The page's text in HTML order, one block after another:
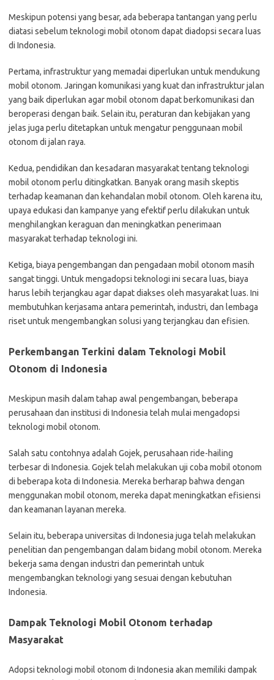
Meskipun potensi yang besar, ada beberapa tantangan yang perlu
diatasi sebelum teknologi mobil otonom dapat diadopsi secara luas
di Indonesia.
Pertama, infrastruktur yang memadai diperlukan untuk mendukung
mobil otonom. Jaringan komunikasi yang kuat dan infrastruktur jalan
yang baik diperlukan agar mobil otonom dapat berkomunikasi dan
beroperasi dengan baik. Selain itu, peraturan dan kebijakan yang
jelas juga perlu ditetapkan untuk mengatur penggunaan mobil
otonom di jalan raya.
Kedua, pendidikan dan kesadaran masyarakat tentang teknologi
mobil otonom perlu ditingkatkan. Banyak orang masih skeptis
terhadap keamanan dan kehandalan mobil otonom. Oleh karena itu,
upaya edukasi dan kampanye yang efektif perlu dilakukan untuk
menghilangkan keraguan dan meningkatkan penerimaan
masyarakat terhadap teknologi ini.
Ketiga, biaya pengembangan dan pengadaan mobil otonom masih
sangat tinggi. Untuk mengadopsi teknologi ini secara luas, biaya
harus lebih terjangkau agar dapat diakses oleh masyarakat luas. Ini
membutuhkan kerjasama antara pemerintah, industri, dan lembaga
riset untuk mengembangkan solusi yang terjangkau dan efisien.
Perkembangan Terkini dalam Teknologi Mobil
Otonom di Indonesia
Meskipun masih dalam tahap awal pengembangan, beberapa
perusahaan dan institusi di Indonesia telah mulai mengadopsi
teknologi mobil otonom.
Salah satu contohnya adalah Gojek, perusahaan ride-hailing
terbesar di Indonesia. Gojek telah melakukan uji coba mobil otonom
di beberapa kota di Indonesia. Mereka berharap bahwa dengan
menggunakan mobil otonom, mereka dapat meningkatkan efisiensi
dan keamanan layanan mereka.
Selain itu, beberapa universitas di Indonesia juga telah melakukan
penelitian dan pengembangan dalam bidang mobil otonom. Mereka
bekerja sama dengan industri dan pemerintah untuk
mengembangkan teknologi yang sesuai dengan kebutuhan
Indonesia.
Dampak Teknologi Mobil Otonom terhadap
Masyarakat
Adopsi teknologi mobil otonom di Indonesia akan memiliki dampak